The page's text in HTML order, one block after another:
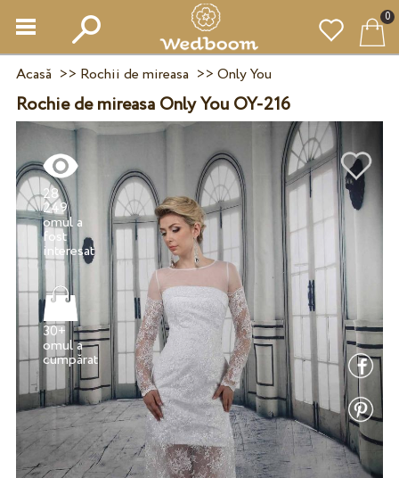
0
Acasă >> Rochii de mireasa >> Only You
Rochie de mireasa Only You OY-216
28
249
omul a
fost
interesat
30+
omul a